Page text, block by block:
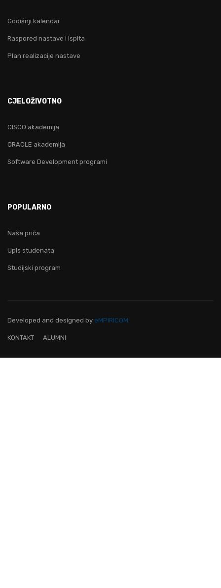
Godišnji kalendar
Raspored nastave i ispita
Plan realizacije nastave
CJELOŽIVOTNO
CISCO akademija
ORACLE akademija
Software Development programi
POPULARNO
Naša priča
Upis studenata
Studijski program
Developed and designed by eMPIRICOM.
KONTAKT ALUMNI